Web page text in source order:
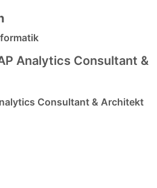
Analytics Consultant &
Consultant & Architekt